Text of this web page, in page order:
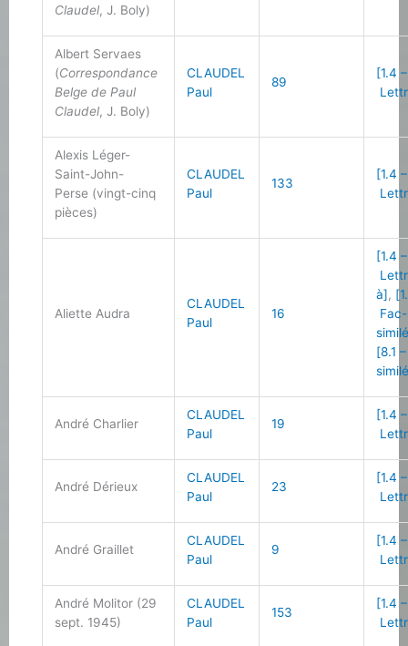
Claudel, J. Boly)
Albert Servaes
(Correspondance
Belge de Paul
Claudel, J. Boly)
CLAUDEL
Paul
89
[1.4 –
Alexis Léger-
Saint-John-
Perse (vingt-cinq
pièces)
CLAUDEL
Paul
133
[1.4 –
Aliette Audra
CLAUDEL
Paul
16
[1.4 –
à],
Fac-
[8.1
André Charlier
CLAUDEL
Paul
19
[1.4 –
André Dérieux
CLAUDEL
Paul
23
[1.4 –
André Graillet
CLAUDEL
Paul
9
[1.4 –
André Molitor (29
sept. 1945)
CLAUDEL
Paul
153
[1.4 –